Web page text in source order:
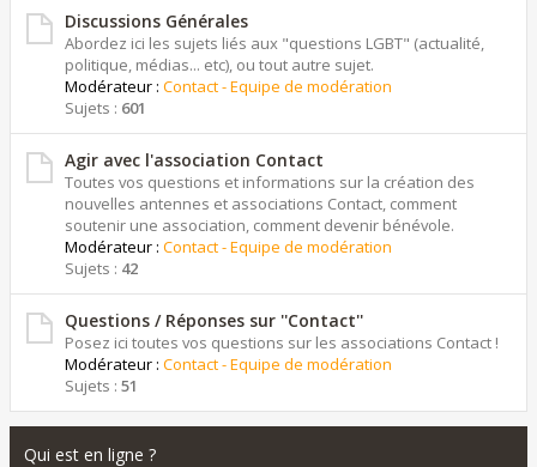
Discussions Générales
Abordez ici les sujets liés aux "questions LGBT" (actualité,
politique, médias... etc), ou tout autre sujet.
Modérateur : Contact - Equipe de modération
Sujets : 601
Agir avec l'association Contact
Toutes vos questions et informations sur la création des
nouvelles antennes et associations Contact, comment
soutenir une association, comment devenir bénévole.
Modérateur : Contact - Equipe de modération
Sujets : 42
Questions / Réponses sur ''Contact''
Posez ici toutes vos questions sur les associations Contact !
Modérateur : Contact - Equipe de modération
Sujets : 51
Qui est en ligne ?